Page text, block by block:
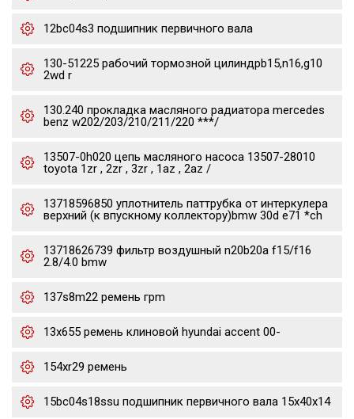
12bc04s3 подшипник первичного вала
130-51225 рабочий тормозной цилиндрb15,n16,g10
2wd r
130.240 прокладка масляного радиатора mercedes
benz w202/203/210/211/220 ***/
13507-0h020 цепь масляного насоса 13507-28010
toyota 1zr , 2zr , 3zr , 1az , 2az /
13718596850 уплотнитель паттрубка от интеркулера
верхний (к впускному коллектору)bmw 30d e71 *ch
13718626739 фильтр воздушный n20b20a f15/f16
2.8/4.0 bmw
137s8m22 ремень грm
13x655 ремень клиновой hyundai accent 00-
154xr29 ремень
15bc04s18ssu подшипник первичного вала 15x40x14